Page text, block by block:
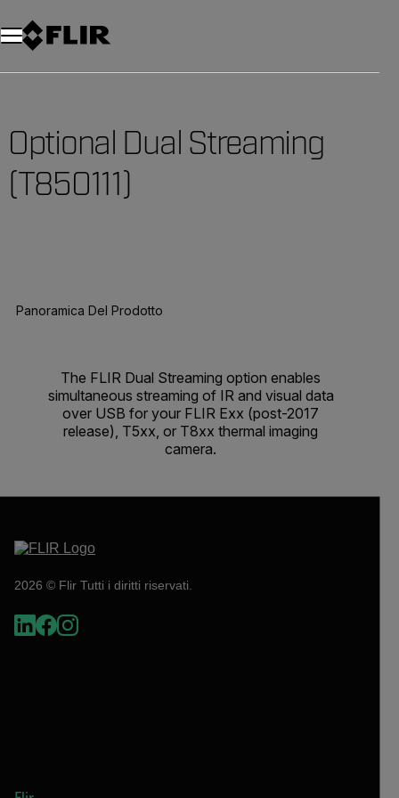
Unread messages
Modello
Rimuovi
articoli
articolo
Aggiungi al carrello
Aggiunto al carrello
Optional Dual Streaming
(T850111)
Panoramica Del Prodotto
The FLIR Dual Streaming option enables
simultaneous streaming of IR and visual data
over USB for your FLIR Exx (post-2017
release), T5xx, or T8xx thermal imaging
camera.
2026 © Flir Tutti i diritti riservati.